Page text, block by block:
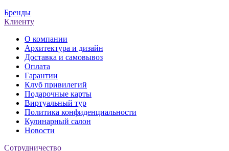
Бренды
Клиенту
О компании
Архитектура и дизайн
Доставка и самовывоз
Оплата
Гарантии
Клуб привилегий
Подарочные карты
Виртуальный тур
Политика конфиденциальности
Кулинарный салон
Новости
Сотрудничество